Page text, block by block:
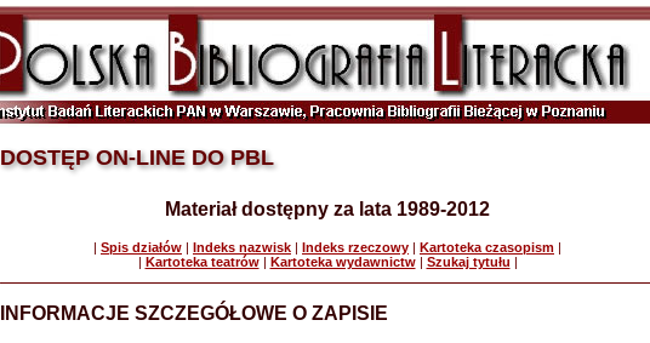
DOSTĘP ON-LINE DO PBL
Materiał dostępny za lata 1989-2012
| Spis działów | Indeks nazwisk | Indeks rzeczowy | Kartoteka czasopism |
| Kartoteka teatrów| Kartoteka wydawnictw| Szukaj tytułu |
INFORMACJE SZCZEGÓŁOWE O ZAPISIE